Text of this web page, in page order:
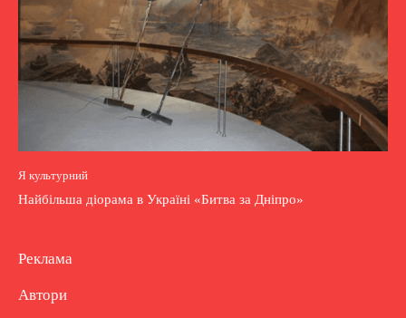
Я культурний
Найбільша діорама в Україні «Битва за Дніпро»
Реклама
Автори